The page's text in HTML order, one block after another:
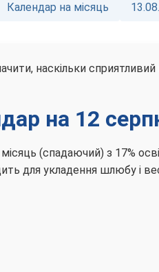
Календар на місяць
наскільки сприятливий
на 12
(спадаючий) з 17%
для укладення шлюбу і